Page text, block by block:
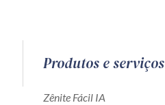
Produtos e serviços
Zênite Fácil IA